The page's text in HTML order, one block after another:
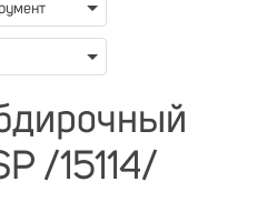
/15114/